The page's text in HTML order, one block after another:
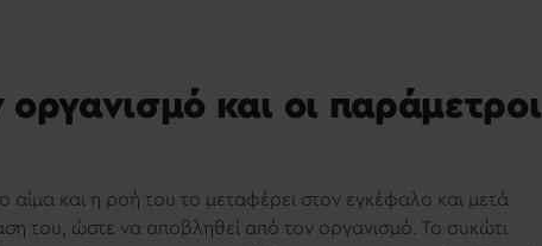
και οι παράμετροι
και η ροή του το μεταφέρει στον εγκέφαλο και μετά
του, ώστε να αποβληθεί από τον οργανισμό. Το συκώτι